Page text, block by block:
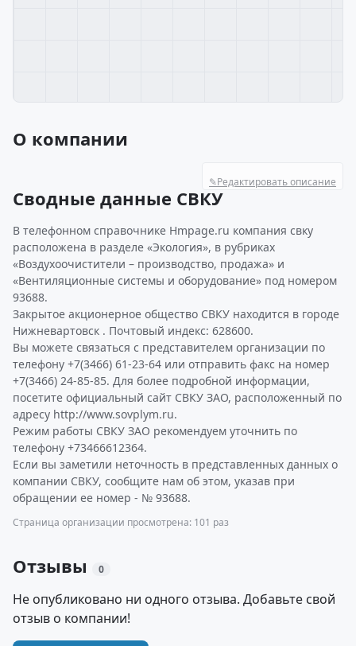
О компании
✎Редактировать описание
Сводные данные СВКУ
В телефонном справочнике Hmpage.ru компания свку
расположена в разделе «Экология», в рубриках
«Воздухоочистители – производство, продажа» и
«Вентиляционные системы и оборудование» под номером
93688.
Закрытое акционерное общество СВКУ находится в городе
Нижневартовск . Почтовый индекс: 628600.
Вы можете связаться с представителем организации по
телефону +7(3466) 61-23-64 или отправить факс на номер
+7(3466) 24-85-85. Для более подробной информации,
посетите официальный сайт СВКУ ЗАО, расположенный по
адресу http://www.sovplym.ru.
Режим работы СВКУ ЗАО рекомендуем уточнить по
телефону +73466612364.
Если вы заметили неточность в представленных данных о
компании СВКУ, сообщите нам об этом, указав при
обращении ее номер - № 93688.
Страница организации просмотрена: 101 раз
Отзывы 0
Не опубликовано ни одного отзыва. Добавьте свой
отзыв о компании!